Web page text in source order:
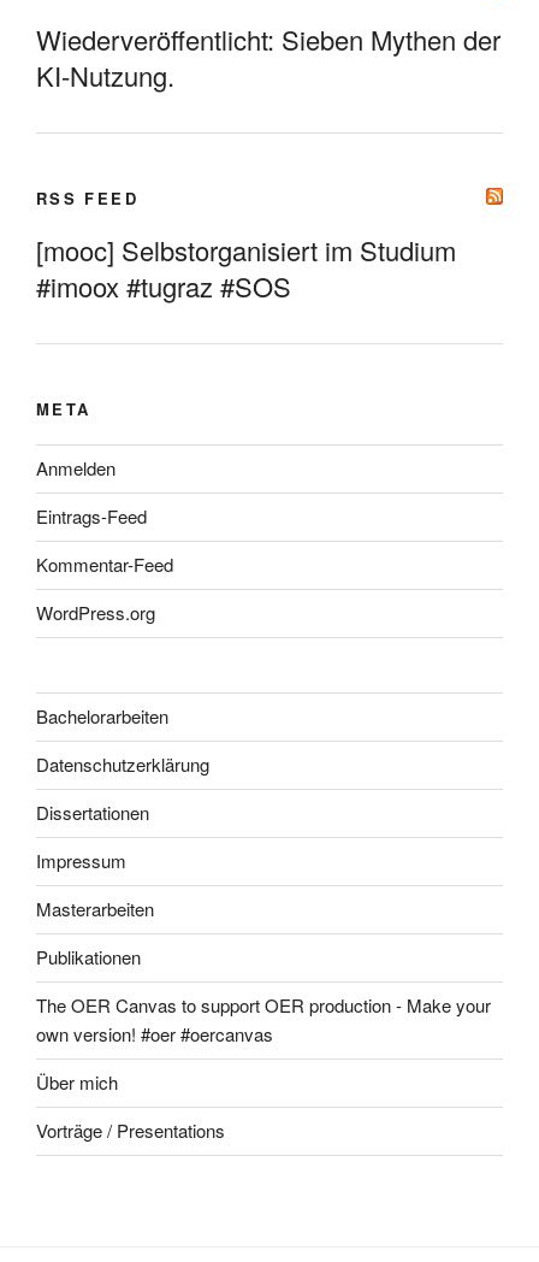
Wiederveröffentlicht: Sieben Mythen der
KI-Nutzung.
RSS FEED
[mooc] Selbstorganisiert im Studium
#imoox #tugraz #SOS
META
Anmelden
Eintrags-Feed
Kommentar-Feed
WordPress.org
Bachelorarbeiten
Datenschutzerklärung
Dissertationen
Impressum
Masterarbeiten
Publikationen
The OER Canvas to support OER production - Make your
own version! #oer #oercanvas
Über mich
Vorträge / Presentations